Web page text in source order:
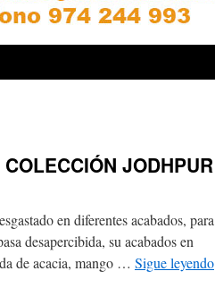
JODHPUR
en diferentes acabados, para
desapercibida, su acabados en
de acacia, mango … Sigue leyendo